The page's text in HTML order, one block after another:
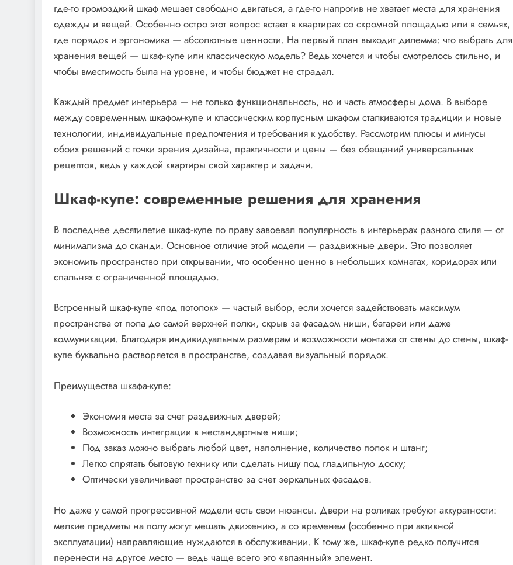
где-то громоздкий шкаф мешает свободно двигаться, а где-то напротив не хватает места для хранения
одежды и вещей. Особенно остро этот вопрос встает в квартирах со скромной площадью или в семьях,
где порядок и эргономика — абсолютные ценности. На первый план выходит дилемма: что выбрать для
хранения вещей — шкаф-купе или классическую модель? Ведь хочется и чтобы смотрелось стильно, и
чтобы вместимость была на уровне, и чтобы бюджет не страдал.
Каждый предмет интерьера — не только функциональность, но и часть атмосферы дома. В выборе
между современным шкафом-купе и классическим корпусным шкафом сталкиваются традиции и новые
технологии, индивидуальные предпочтения и требования к удобству. Рассмотрим плюсы и минусы
обоих решений с точки зрения дизайна, практичности и цены — без обещаний универсальных
рецептов, ведь у каждой квартиры свой характер и задачи.
Шкаф-купе: современные решения для хранения
В последнее десятилетие шкаф-купе по праву завоевал популярность в интерьерах разного стиля — от
минимализма до сканди. Основное отличие этой модели — раздвижные двери. Это позволяет
экономить пространство при открывании, что особенно ценно в небольших комнатах, коридорах или
спальнях с ограниченной площадью.
Встроенный шкаф-купе «под потолок» — частый выбор, если хочется задействовать максимум
пространства от пола до самой верхней полки, скрыв за фасадом ниши, батареи или даже
коммуникации. Благодаря индивидуальным размерам и возможности монтажа от стены до стены, шкаф-
купе буквально растворяется в пространстве, создавая визуальный порядок.
Преимущества шкафа-купе:
Экономия места за счет раздвижных дверей;
Возможность интеграции в нестандартные ниши;
Под заказ можно выбрать любой цвет, наполнение, количество полок и штанг;
Легко спрятать бытовую технику или сделать нишу под гладильную доску;
Оптически увеличивает пространство за счет зеркальных фасадов.
Но даже у самой прогрессивной модели есть свои нюансы. Двери на роликах требуют аккуратности:
мелкие предметы на полу могут мешать движению, а со временем (особенно при активной
эксплуатации) направляющие нуждаются в обслуживании. К тому же, шкаф-купе редко получится
перенести на другое место — ведь чаще всего это «впаянный» элемент.